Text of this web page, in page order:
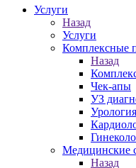
Услуги
Назад
Услуги
Комплексные
Назад
Чек-апы
УЗ
Урология
Медицинские
Назад